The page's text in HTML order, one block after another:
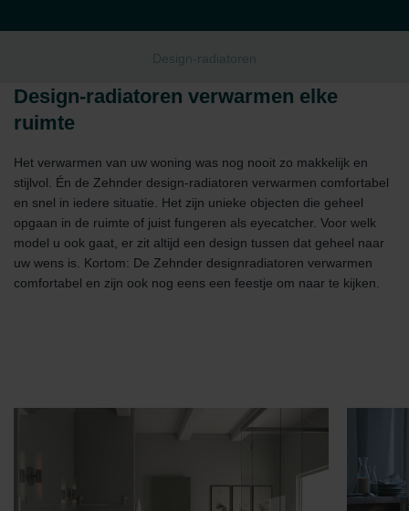
Design-radiatoren
Design-radiatoren verwarmen elke
ruimte
Het verwarmen van uw woning was nog nooit zo makkelijk en
stijlvol. Én de Zehnder design-radiatoren verwarmen comfortabel
en snel in iedere situatie. Het zijn unieke objecten die geheel
opgaan in de ruimte of juist fungeren als eyecatcher. Voor welk
model u ook gaat, er zit altijd een design tussen dat geheel naar
uw wens is. Kortom: De Zehnder designradiatoren verwarmen
comfortabel en zijn ook nog eens een feestje om naar te kijken.